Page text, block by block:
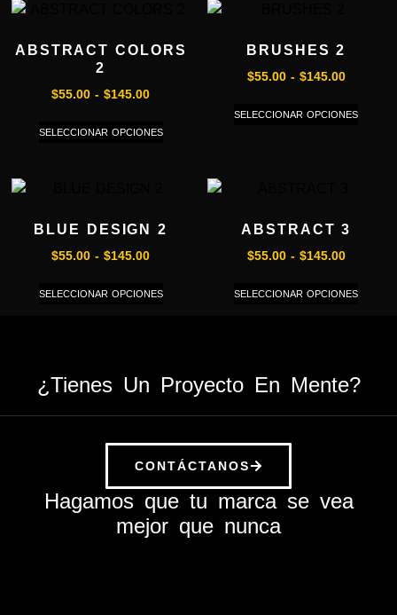
ABSTRACT COLORS
2
$55.00 - $145.00
SELECCIONAR OPCIONES
BRUSHES 2
$55.00 - $145.00
SELECCIONAR OPCIONES
BLUE DESIGN 2
$55.00 - $145.00
SELECCIONAR OPCIONES
ABSTRACT 3
$55.00 - $145.00
SELECCIONAR OPCIONES
¿Tienes Un Proyecto En Mente?
CONTÁCTANOS
Hagamos que tu marca se vea
mejor que nunca